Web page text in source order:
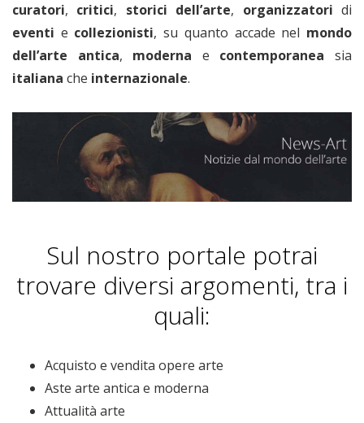
curatori, critici, storici dell’arte, organizzatoridi
eventi e collezionisti, su quanto accade nel mondo
dell’arte antica, moderna e contemporaneasia
italiana che internazionale.
Sul nostro portale potrai
trovare diversi argomenti, tra i
quali:
Acquisto e vendita opere arte
Aste arte antica e moderna
Attualità arte